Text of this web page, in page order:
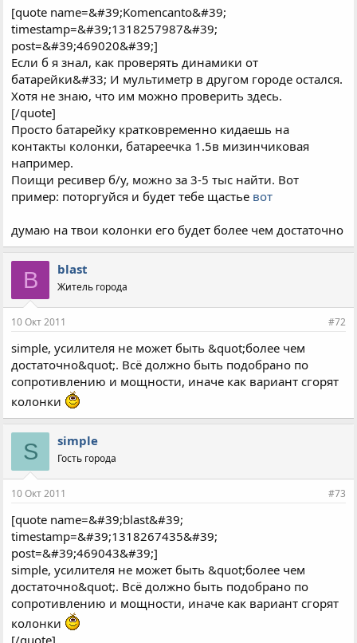
[quote name=&#39;Komencanto&#39;
timestamp=&#39;1318257987&#39;
post=&#39;469020&#39;]
Если б я знал, как проверять динамики от
батарейки&#33; И мультиметр в другом городе остался.
Хотя не знаю, что им можно проверить здесь.
[/quote]
Просто батарейку кратковременно кидаешь на
контакты колонки, батареечка 1.5в мизинчиковая
например.
Поищи ресивер б/у, можно за 3-5 тыс найти. Вот
пример: поторгуйся и будет тебе щастье вот
думаю на твои колонки его будет более чем достаточно
B blast
Житель города
10 Окт 2011 #72
simple, усилителя не может быть &quot;более чем
достаточно&quot;. Всё должно быть подобрано по
сопротивлению и мощности, иначе как вариант сгорят
колонки
S simple
Гость города
10 Окт 2011 #73
[quote name=&#39;blast&#39;
timestamp=&#39;1318267435&#39;
post=&#39;469043&#39;]
simple, усилителя не может быть &quot;более чем
достаточно&quot;. Всё должно быть подобрано по
сопротивлению и мощности, иначе как вариант сгорят
колонки
[/quote]